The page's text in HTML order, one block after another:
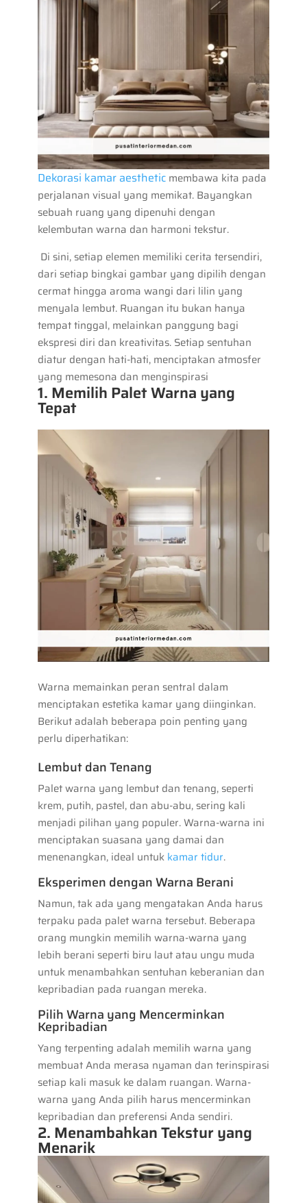
Dekorasi kamar aestheticmembawa kita pada
perjalanan visual yang memikat. Bayangkan
sebuah ruang yang dipenuhi dengan
kelembutan warna dan harmoni tekstur.
Di sini, setiap elemen memiliki cerita tersendiri,
dari setiap bingkai gambar yang dipilih dengan
cermat hingga aroma wangi dari lilin yang
menyala lembut. Ruangan itu bukan hanya
tempat tinggal, melainkan panggung bagi
ekspresi diri dan kreativitas. Setiap sentuhan
diatur dengan hati-hati, menciptakan atmosfer
yang memesona dan menginspirasi
1. Memilih Palet Warna yang
Tepat
Warna memainkan peran sentral dalam
menciptakan estetika kamar yang diinginkan.
Berikut adalah beberapa poin penting yang
perlu diperhatikan:
Lembut dan Tenang
Palet warna yang lembut dan tenang, seperti
krem, putih, pastel, dan abu-abu, sering kali
menjadi pilihan yang populer. Warna-warna ini
menciptakan suasana yang damai dan
menenangkan, ideal untukkamar tidur.
Eksperimen dengan Warna Berani
Namun, tak ada yang mengatakan Anda harus
terpaku pada palet warna tersebut. Beberapa
orang mungkin memilih warna-warna yang
lebih berani seperti biru laut atau ungu muda
untuk menambahkan sentuhan keberanian dan
kepribadian pada ruangan mereka.
Pilih Warna yang Mencerminkan
Kepribadian
Yang terpenting adalah memilih warna yang
membuat Anda merasa nyaman dan terinspirasi
setiap kali masuk ke dalam ruangan. Warna-
warna yang Anda pilih harus mencerminkan
kepribadian dan preferensi Anda sendiri.
2. Menambahkan Tekstur yang
Menarik